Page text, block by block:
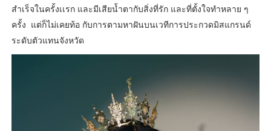
สำเร็จในครั้งเเรก และมีเสียน้ำตากับสิ่งที่รัก และที่ตั้งใจทำหลาย ๆ
ครั้ง แต่ก็ไม่เคยท้อ กับการตามหาฝันบนเวทีการประกวดมิสแกรนด์
ระดับตัวแทนจังหวัด